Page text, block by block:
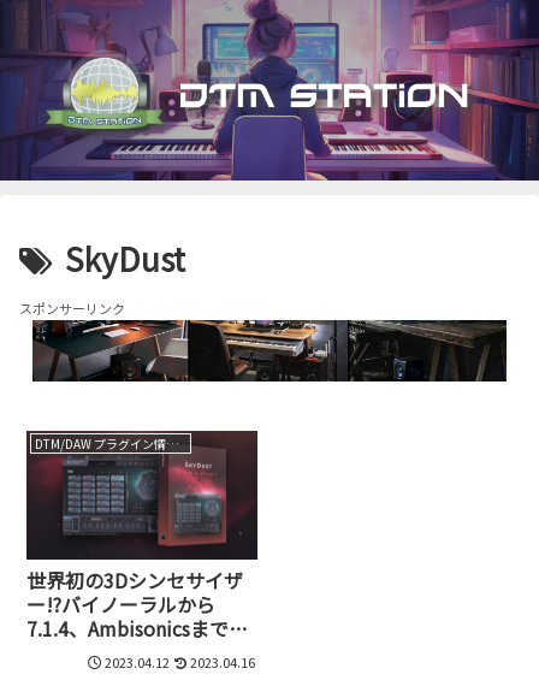
SkyDust
スポンサーリンク
DTM/DAW プラグイン情報（VST AU AAX）
世界初の3Dシンセサイザ
ー!?バイノーラルから
7.1.4、Ambisonicsまで、
空間オーディオで自由な
音作りができるSkyDust
2023.04.12 2023.04.16